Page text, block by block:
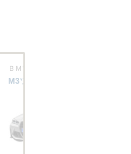
ＢＭＷ
M3ツーリング